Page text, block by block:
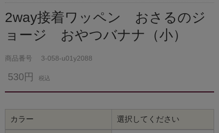
2way接着ワッペン おさるのジ
ョージ おやつバナナ（小）
商品番号 3-058-u01y2088
530円 税込
カラー 選択してください